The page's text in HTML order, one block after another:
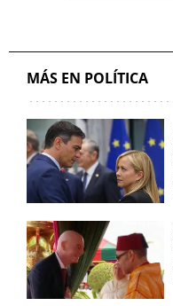
MÁS EN POLÍTICA